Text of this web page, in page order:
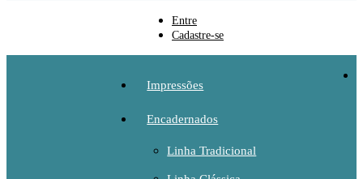
Entre
Cadastre-se
Impressões
Encadernados
Linha Tradicional